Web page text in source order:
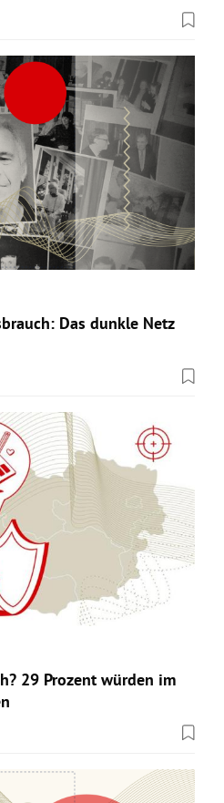
Das dunkle Netz
29 Prozent würden im